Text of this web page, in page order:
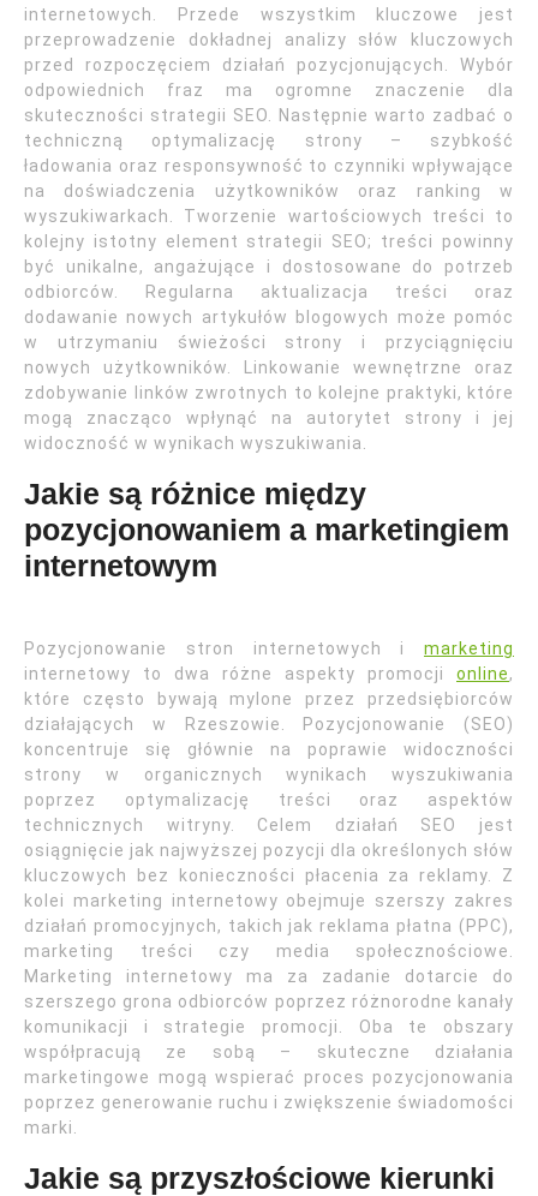
internetowych. Przede wszystkim kluczowe jest
przeprowadzenie dokładnej analizy słów kluczowych
przed rozpoczęciem działań pozycjonujących. Wybór
odpowiednich fraz ma ogromne znaczenie dla
skuteczności strategii SEO. Następnie warto zadbać o
techniczną optymalizację strony – szybkość
ładowania oraz responsywność to czynniki wpływające
na doświadczenia użytkowników oraz ranking w
wyszukiwarkach. Tworzenie wartościowych treści to
kolejny istotny element strategii SEO; treści powinny
być unikalne, angażujące i dostosowane do potrzeb
odbiorców. Regularna aktualizacja treści oraz
dodawanie nowych artykułów blogowych może pomóc
w utrzymaniu świeżości strony i przyciągnięciu
nowych użytkowników. Linkowanie wewnętrzne oraz
zdobywanie linków zwrotnych to kolejne praktyki, które
mogą znacząco wpłynąć na autorytet strony i jej
widoczność w wynikach wyszukiwania.
Jakie są różnice między
pozycjonowaniem a marketingiem
internetowym
Pozycjonowanie stron internetowych i marketing
internetowy to dwa różne aspekty promocji online,
które często bywają mylone przez przedsiębiorców
działających w Rzeszowie. Pozycjonowanie (SEO)
koncentruje się głównie na poprawie widoczności
strony w organicznych wynikach wyszukiwania
poprzez optymalizację treści oraz aspektów
technicznych witryny. Celem działań SEO jest
osiągnięcie jak najwyższej pozycji dla określonych słów
kluczowych bez konieczności płacenia za reklamy. Z
kolei marketing internetowy obejmuje szerszy zakres
działań promocyjnych, takich jak reklama płatna (PPC),
marketing treści czy media społecznościowe.
Marketing internetowy ma za zadanie dotarcie do
szerszego grona odbiorców poprzez różnorodne kanały
komunikacji i strategie promocji. Oba te obszary
współpracują ze sobą – skuteczne działania
marketingowe mogą wspierać proces pozycjonowania
poprzez generowanie ruchu i zwiększenie świadomości
marki.
Jakie są przyszłościowe kierunki